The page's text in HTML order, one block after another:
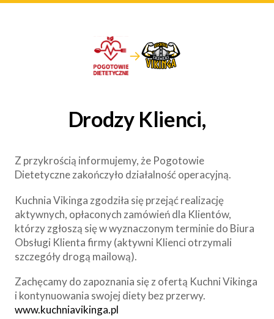
→
Drodzy Klienci,
Z przykrością informujemy, że Pogotowie
Dietetyczne zakończyło działalność operacyjną.
Kuchnia Vikinga zgodziła się przejąć realizację
aktywnych, opłaconych zamówień dla Klientów,
którzy zgłoszą się w wyznaczonym terminie do Biura
Obsługi Klienta firmy (aktywni Klienci otrzymali
szczegóły drogą mailową).
Zachęcamy do zapoznania się z ofertą Kuchni Vikinga
i kontynuowania swojej diety bez przerwy.
www.kuchniavikinga.pl